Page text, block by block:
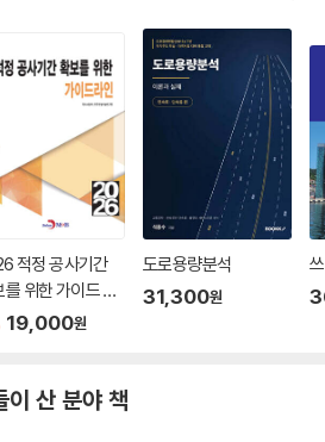
적정 공사기간
를 위한 가이드 라
19,000원
도로용량분석
31,300원
이 산 분야 책